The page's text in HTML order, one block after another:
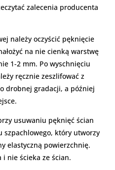
zalecenia producenta
należy oczyścić pęknięcie
na nie cienką warstwę
1-2 mm. Po wyschnięciu
ręcznie zeszlifować z
drobnej gradacji, a później
usuwaniu pęknięć ścian
szpachlowego, który utworzy
elastyczną powierzchnię.
i nie ścieka ze ścian.